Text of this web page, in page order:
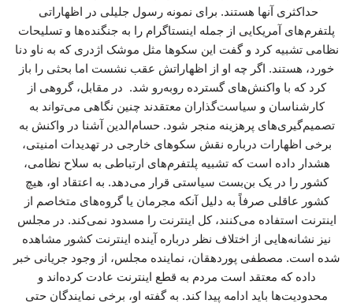
حداکثری آنها هستند. برای نمونه رسول جلیلی در اظهاراتی
پلتفرم‌های آمریکایی از جمله اینستاگرام را به جنگنده‌ها و تسلیحات
نظامی تشبیه کرد و گفت این سکوها مثل موشک اژدری که به ناو دنا
خورد، هستند. اگر چه او از اظهاراتش عقب نشست اما بحثی را باز
کرد که با واکنش‌های گسترده روبه‌رو شد. در مقابل، گروهی از
کارشناسان و سیاست‌گذاران معتقدند چنین نگاهی می‌تواند به
تصمیم‌گیری‌های پرهزینه منجر شود. حسام‌الدین آشنا در واکنش به
برخی اظهارات درباره نقش سکوهای خارجی در تهدیدات امنیتی،
هشدار داده است که تشبیه پلتفرم‌های ارتباطی به سلاح نظامی،
کشور را در یک بن‌بست سیاستی قرار می‌دهد. به اعتقاد او، هیچ
کشور عاقلی صرفاً به دلیل آنکه مجرمان یا گروه‌های متخاصم از
اینترنت استفاده می‌کنند، کل اینترنت را مسدود نمی‌کند. در مجلس
نیز نشانه‌هایی از اختلاف نظر درباره آینده اینترنت کشور مشاهده
شده است. مصطفی پوردهقان، نماینده مجلس، از وجود جریانی خبر
داده که معتقد است مردم به قطع اینترنت عادت کرده‌اند و
محدودیت‌ها باید ادامه پیدا کند. به گفته او، برخی نمایندگان حتی